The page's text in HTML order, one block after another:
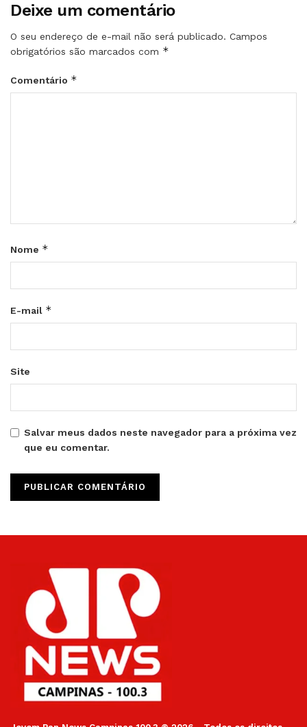
Deixe um comentário
O seu endereço de e-mail não será publicado. Campos
obrigatórios são marcados com *
Comentário *
Nome *
E-mail *
Site
Salvar meus dados neste navegador para a próxima vez
que eu comentar.